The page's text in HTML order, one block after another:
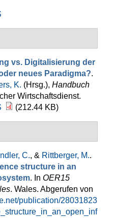
vs. Digitalisierung der
neues Paradigma?.
K. (Hrsg.), Handbuch
Wirtschaftsdienst.
(212.44 KB)
C., & Rittberger, M..
structure in an
. In OER15
. Wales. Abgerufen von
publication/28031823